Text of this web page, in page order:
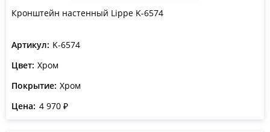
Кронштейн настенный Lippe K-6574
Артикул: K-6574
Цвет: Хром
Покрытие: Хром
Цена: 4 970 ₽